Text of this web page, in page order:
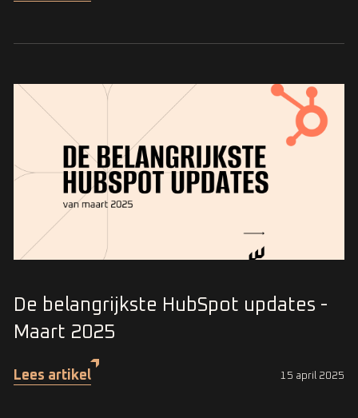
De belangrijkste HubSpot updates -
Maart 2025
Lees artikel 15 april 2025